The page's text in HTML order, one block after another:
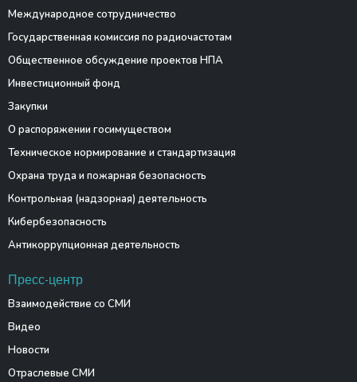
Международное сотрудничество
Государственная комиссия по радиочастотам
Общественное обсуждение проектов НПА
Инвестиционный фонд
Закупки
О распоряжении госимуществом
Техническое нормирование и стандартизация
Охрана труда и пожарная безопасность
Контрольная (надзорная) деятельность
Кибербезопасность
Антикоррупционная деятельность
Пресс-центр
Взаимодействие со СМИ
Видео
Новости
Отраслевые СМИ